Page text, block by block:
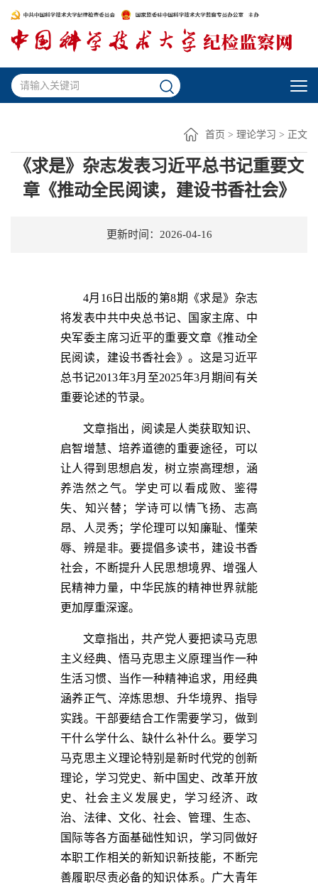
首页 > 理论学习 > 正文
《求是》杂志发表习近平总书记重要文
章《推动全民阅读，建设书香社会》
更新时间：2026-04-16
4月16日出版的第8期《求是》杂志
将发表中共中央总书记、国家主席、中
央军委主席习近平的重要文章《推动全
民阅读，建设书香社会》。这是习近平
总书记2013年3月至2025年3月期间有关
重要论述的节录。
文章指出，阅读是人类获取知识、
启智增慧、培养道德的重要途径，可以
让人得到思想启发，树立崇高理想，涵
养浩然之气。学史可以看成败、鉴得
失、知兴替；学诗可以情飞扬、志高
昂、人灵秀；学伦理可以知廉耻、懂荣
辱、辨是非。要提倡多读书，建设书香
社会，不断提升人民思想境界、增强人
民精神力量，中华民族的精神世界就能
更加厚重深邃。
文章指出，共产党人要把读马克思
主义经典、悟马克思主义原理当作一种
生活习惯、当作一种精神追求，用经典
涵养正气、淬炼思想、升华境界、指导
实践。干部要结合工作需要学习，做到
干什么学什么、缺什么补什么。要学习
马克思主义理论特别是新时代党的创新
理论，学习党史、新中国史、改革开放
史、社会主义发展史，学习经济、政
治、法律、文化、社会、管理、生态、
国际等各方面基础性知识，学习同做好
本职工作相关的新知识新技能，不断完
善履职尽责必备的知识体系。广大青年